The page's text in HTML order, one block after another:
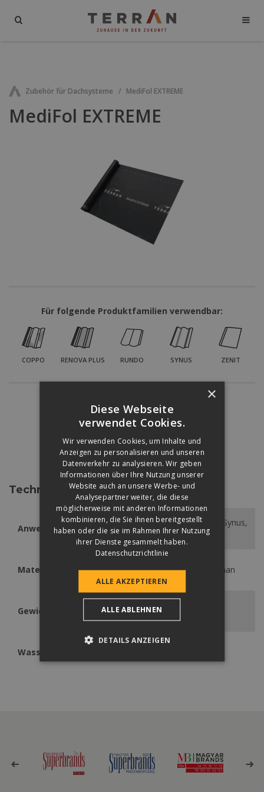
Zubehör für Dachsysteme MediFol EXTREME
MediFol EXTREME
Für folgende Produktfamilien verwendbar:
COPPO RENOVA PLUS RUNDO SYNUS ZENIT
Színárnyalatok:
ZIEGELROT GRAU SCHWARZ BRAUN
Technische Daten
Anwendbar
Coppo, Renova Plus, Rundo, Synus,
Zenit
Material thermopolastisches Polyurethan
Gewicht 360 g/m²
Wasserdichtigkeit
×
Diese Webseite
verwendet Cookies.
Wir verwenden Cookies, um Inhalte und
Anzeigen zu personalisieren und unseren
Datenverkehr zu analysieren. Wir geben
Informationen über Ihre Nutzung unserer
Website auch an unsere Werbe- und
Analysepartner weiter, die diese
möglicherweise mit anderen Informationen
kombinieren, die Sie ihnen bereitgestellt
haben oder die sie im Rahmen Ihrer Nutzung
ihrer Dienste gesammelt haben.
Datenschutzrichtlinie
ALLE AKZEPTIEREN
ALLE ABLEHNEN
DETAILS ANZEIGEN